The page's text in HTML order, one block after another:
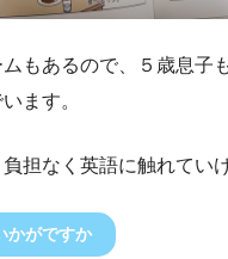
もあるので、５歳息子
ます。
負担なく英語に触れてい
かがですか